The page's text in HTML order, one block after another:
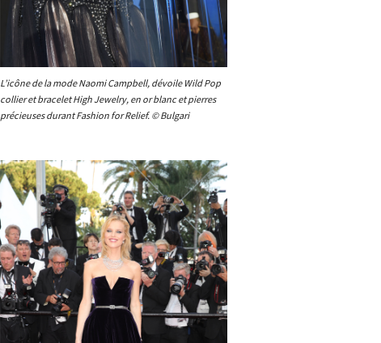
L’icône de la mode Naomi Campbell, dévoile Wild Pop
collier et bracelet High Jewelry, en or blanc et pierres
précieuses durant Fashion for Relief. © Bulgari